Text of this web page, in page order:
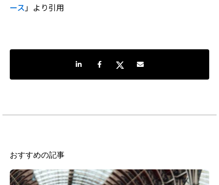
ース 」より引用
LinkedInで共有Facebookでシェア
TwitterでシェアShare by e-mail
おすすめの記事